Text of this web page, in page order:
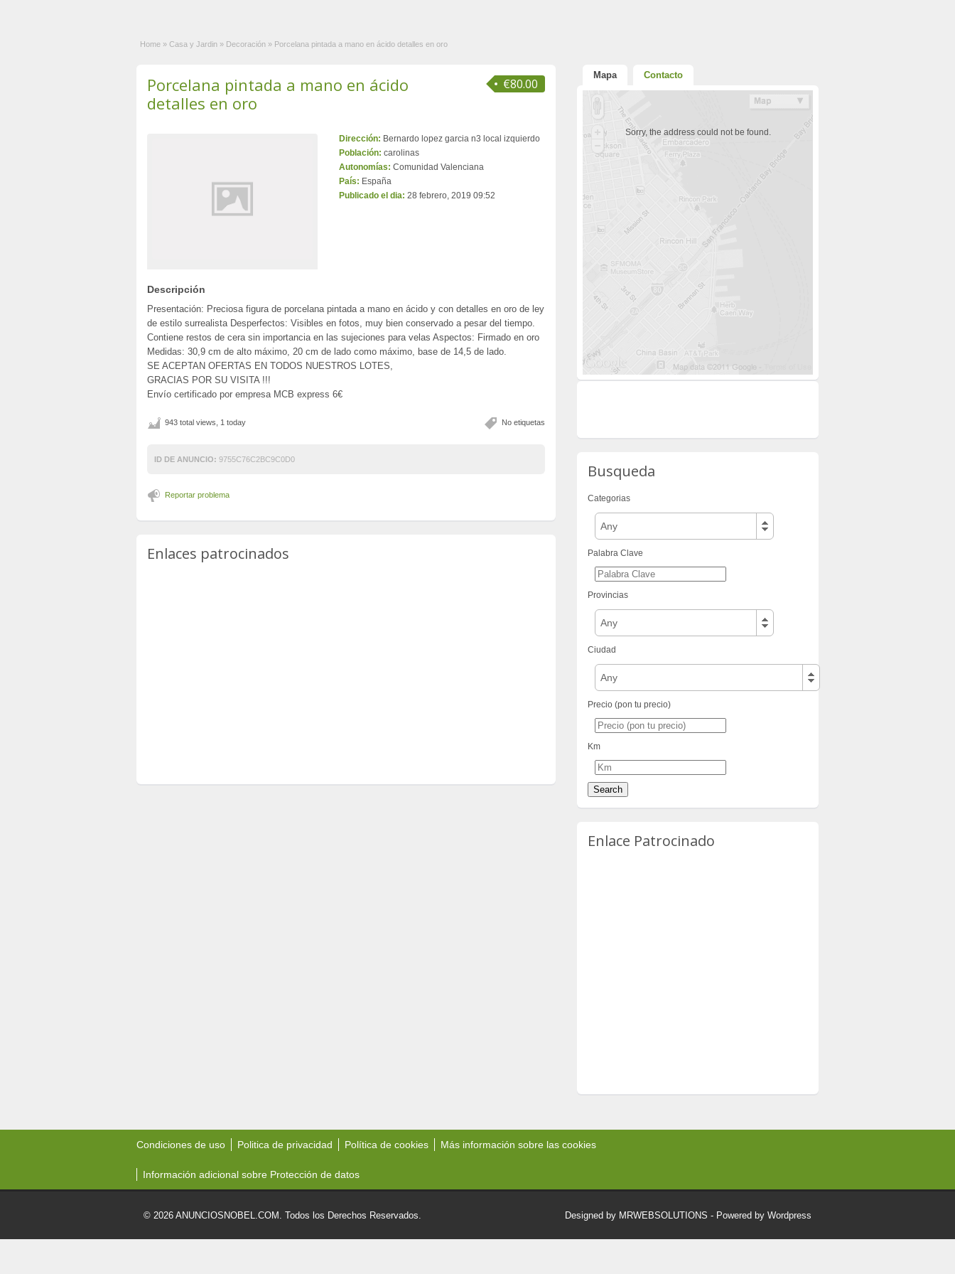
Home » Casa y Jardin » Decoración » Porcelana pintada a mano en ácido detalles en oro
€80.00
Porcelana pintada a mano en ácido
detalles en oro
Dirección: Bernardo lopez garcia n3 local izquierdo
Población: carolinas
Autonomías: Comunidad Valenciana
País: España
Publicado el dia: 28 febrero, 2019 09:52
Descripción
Presentación: Preciosa figura de porcelana pintada a mano en ácido y con detalles en oro de ley
de estilo surrealista Desperfectos: Visibles en fotos, muy bien conservado a pesar del tiempo.
Contiene restos de cera sin importancia en las sujeciones para velas Aspectos: Firmado en oro
Medidas: 30,9 cm de alto máximo, 20 cm de lado como máximo, base de 14,5 de lado.
SE ACEPTAN OFERTAS EN TODOS NUESTROS LOTES,
GRACIAS POR SU VISITA !!!
Envío certificado por empresa MCB express 6€
No etiquetas
943 total views, 1 today
ID DE ANUNCIO: 9755C76C2BC9C0D0
Reportar problema
Enlaces patrocinados
Mapa Contacto
Sorry, the address could not be found.
Busqueda
Categorias
Any
Palabra Clave
Provincias
Any
Ciudad
Any
Precio (pon tu precio)
Km
Enlace Patrocinado
Condiciones de uso Politica de privacidad Política de cookies Más información sobre las cookies
Información adicional sobre Protección de datos
© 2026 ANUNCIOSNOBEL.COM. Todos los Derechos Reservados. Designed by MRWEBSOLUTIONS - Powered by Wordpress